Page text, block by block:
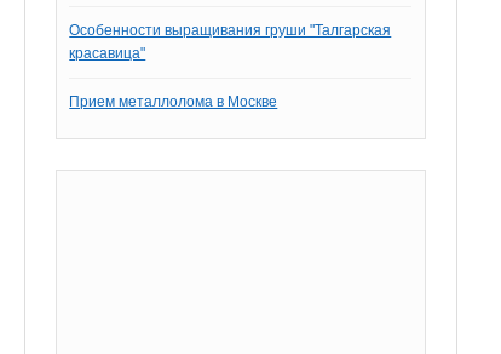
Особенности выращивания груши "Талгарская
красавица"
Прием металлолома в Москве